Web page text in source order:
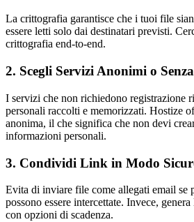
La crittografia garantisce che i tuoi file
essere letti solo dai destinatari previsti.
crittografia end-to-end.
2. Scegli Servizi Anonimi o
I servizi che non richiedono registrazione
personali raccolti e memorizzati. Hostize
anonima, il che significa che non devi
informazioni personali.
3. Condividi Link in Modo
Evita di inviare file come allegati email se
possono essere intercettate. Invece,
con opzioni di scadenza.